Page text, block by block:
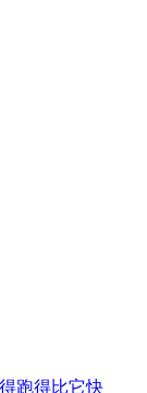
跑得比它快